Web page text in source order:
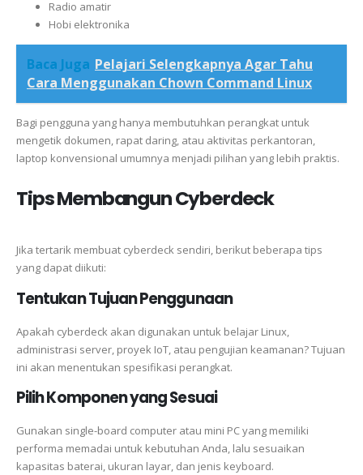
Radio amatir
Hobi elektronika
Baca Juga Pelajari Selengkapnya Agar Tahu
Cara Menggunakan Chown Command Linux
Bagi pengguna yang hanya membutuhkan perangkat untuk
mengetik dokumen, rapat daring, atau aktivitas perkantoran,
laptop konvensional umumnya menjadi pilihan yang lebih praktis.
Tips Membangun Cyberdeck
Jika tertarik membuat cyberdeck sendiri, berikut beberapa tips
yang dapat diikuti:
Tentukan Tujuan Penggunaan
Apakah cyberdeck akan digunakan untuk belajar Linux,
administrasi server, proyek IoT, atau pengujian keamanan? Tujuan
ini akan menentukan spesifikasi perangkat.
Pilih Komponen yang Sesuai
Gunakan single-board computer atau mini PC yang memiliki
performa memadai untuk kebutuhan Anda, lalu sesuaikan
kapasitas baterai, ukuran layar, dan jenis keyboard.